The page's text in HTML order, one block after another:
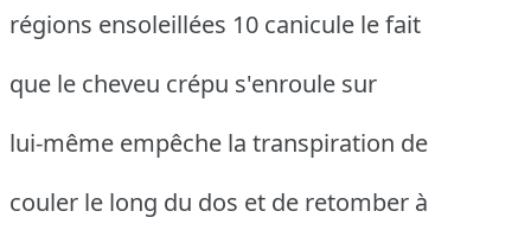
régions ensoleillées 10 canicule le fait
que le cheveu crépu s'enroule sur
lui-même empêche la transpiration de
couler le long du dos et de retomber à